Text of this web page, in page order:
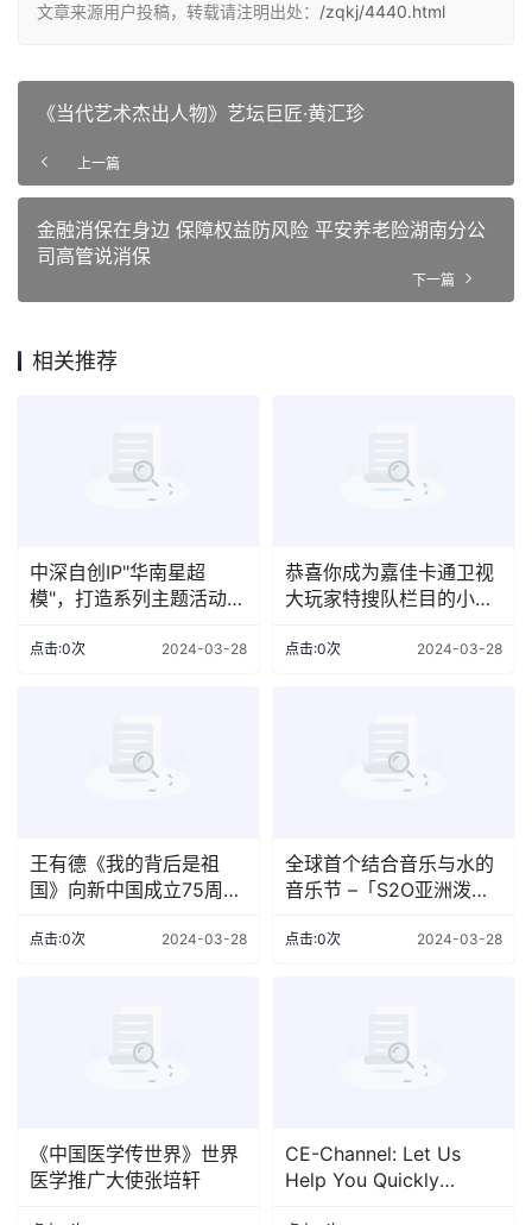
文章来源用户投稿，转载请注明出处： /zqkj/4440.html
《当代艺术杰出人物》艺坛巨匠·黄汇珍
上一篇
金融消保在身边 保障权益防风险 平安养老险湖南分公
司高管说消保
下一篇
相关推荐
中深自创IP"华南星超
模"，打造系列主题活动助
点击:0次 2024-03-28
恭喜你成为嘉佳卡通卫视
大玩家特搜队栏目的小小
点击:0次 2024-03-28
王有德《我的背后是祖
国》向新中国成立75周年
点击:0次 2024-03-28
全球首个结合音乐与水的
音乐节 –「S2O亚洲泼水
来 约定大家6月8及9日端
点击:0次 2024-03-28
《中国医学传世界》世界
医学推广大使张培轩
CE-Channel: Let Us
Help You Quickly